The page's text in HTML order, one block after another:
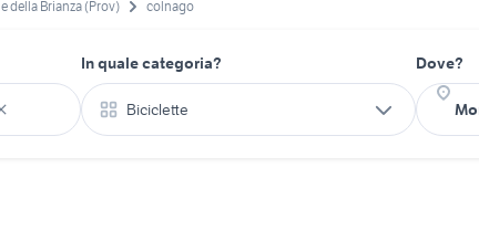
della Brianza (Prov) colnago
In quale categoria?
Biciclette
Dove?